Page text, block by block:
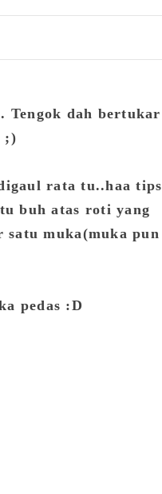
Tengok dah bertukar
;)
rata tu..haa tips
buh atas roti yang
satu muka(muka pun
pedas :D